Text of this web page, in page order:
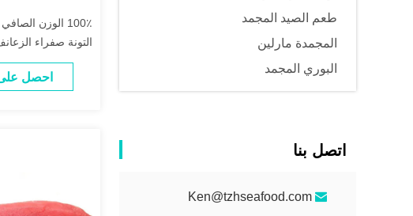
طعم الصيد المجمد
المجمدة مارلين
البوري المجمد
اتصل بنا
Ken@tzhseafood.com
التونة صفراء
احصل